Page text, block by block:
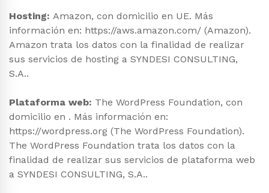
Hosting: Amazon, con domicilio en UE. Más
información en: https://aws.amazon.com/ (Amazon).
Amazon trata los datos con la finalidad de realizar
sus servicios de hosting a SYNDESI CONSULTING,
S.A..
Plataforma web: The WordPress Foundation, con
domicilio en . Más información en:
https://wordpress.org (The WordPress Foundation).
The WordPress Foundation trata los datos con la
finalidad de realizar sus servicios de plataforma web
a SYNDESI CONSULTING, S.A..